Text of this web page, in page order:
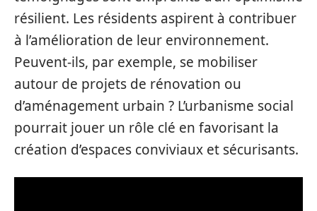
résilient. Les résidents aspirent à contribuer
à l’amélioration de leur environnement.
Peuvent-ils, par exemple, se mobiliser
autour de projets de rénovation ou
d’aménagement urbain ? L’urbanisme social
pourrait jouer un rôle clé en favorisant la
création d’espaces conviviaux et sécurisants.